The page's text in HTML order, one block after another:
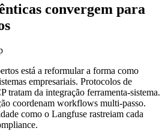
convergem para
está a reformular a forma como
empresariais. Protocolos de
tratam da integração ferramenta-sistema.
coordenam workflows multi-passo.
como o Langfuse rastreiam cada